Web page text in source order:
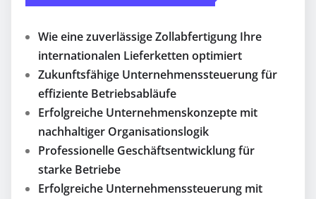
Wie eine zuverlässige Zollabfertigung Ihre
internationalen Lieferketten optimiert
Zukunftsfähige Unternehmenssteuerung für
effiziente Betriebsabläufe
Erfolgreiche Unternehmenskonzepte mit
nachhaltiger Organisationslogik
Professionelle Geschäftsentwicklung für
starke Betriebe
Erfolgreiche Unternehmenssteuerung mit